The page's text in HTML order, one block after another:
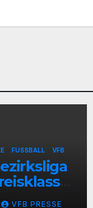
FUSSBALL VFB
VFB PRESSE